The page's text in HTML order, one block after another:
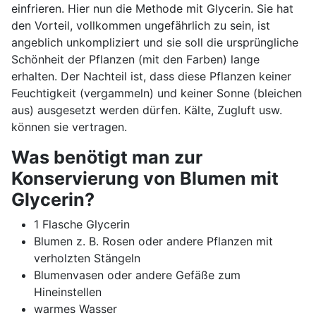
einfrieren. Hier nun die Methode mit Glycerin. Sie hat
den Vorteil, vollkommen ungefährlich zu sein, ist
angeblich unkompliziert und sie soll die ursprüngliche
Schönheit der Pflanzen (mit den Farben) lange
erhalten. Der Nachteil ist, dass diese Pflanzen keiner
Feuchtigkeit (vergammeln) und keiner Sonne (bleichen
aus) ausgesetzt werden dürfen. Kälte, Zugluft usw.
können sie vertragen.
Was benötigt man zur
Konservierung von Blumen mit
Glycerin?
1 Flasche Glycerin
Blumen z. B. Rosen oder andere Pflanzen mit
verholzten Stängeln
Blumenvasen oder andere Gefäße zum
Hineinstellen
warmes Wasser